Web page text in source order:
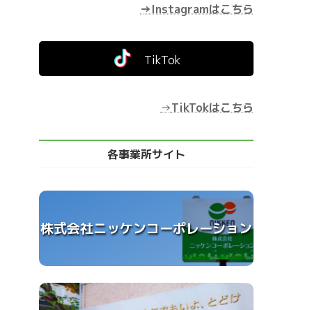
→Instagramはこちら
TikTok
→TikTokはこちら
各事業所サイト
株式会社ニッケンコーポレーション